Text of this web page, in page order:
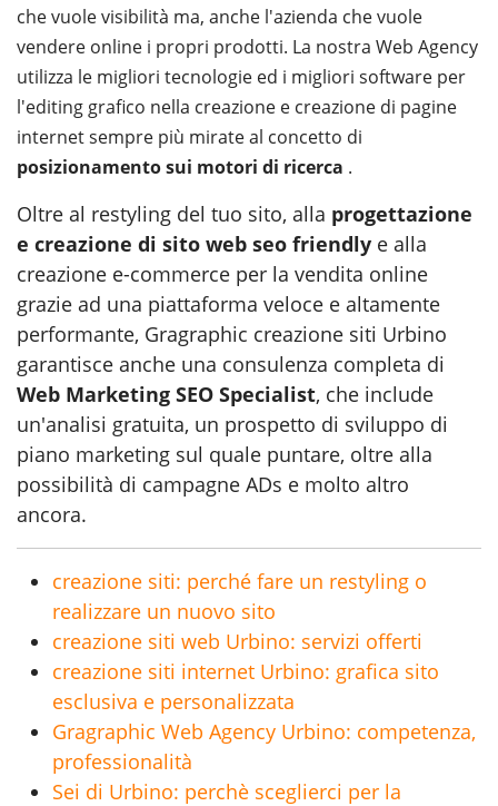
che vuole visibilità ma, anche l'azienda che vuole
vendere online i propri prodotti. La nostra Web Agency
utilizza le migliori tecnologie ed i migliori software per
l'editing grafico nella creazione e creazione di pagine
internet sempre più mirate al concetto di
posizionamento sui motori di ricerca .
Oltre al restyling del tuo sito, alla progettazione
e creazione di sito web seo friendly e alla
creazione e-commerce per la vendita online
grazie ad una piattaforma veloce e altamente
performante, Gragraphic creazione siti Urbino
garantisce anche una consulenza completa di
Web Marketing SEO Specialist, che include
un'analisi gratuita, un prospetto di sviluppo di
piano marketing sul quale puntare, oltre alla
possibilità di campagne ADs e molto altro
ancora.
creazione siti: perché fare un restyling o
realizzare un nuovo sito
creazione siti web Urbino: servizi offerti
creazione siti internet Urbino: grafica sito
esclusiva e personalizzata
Gragraphic Web Agency Urbino: competenza,
professionalità
Sei di Urbino: perchè sceglierci per la